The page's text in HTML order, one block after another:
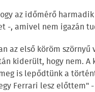
az időmérő
-, amivel nem igazán
az első köröm
kiderült, hogy nem.
is lepődtünk a
Ferrari lesz előttem"